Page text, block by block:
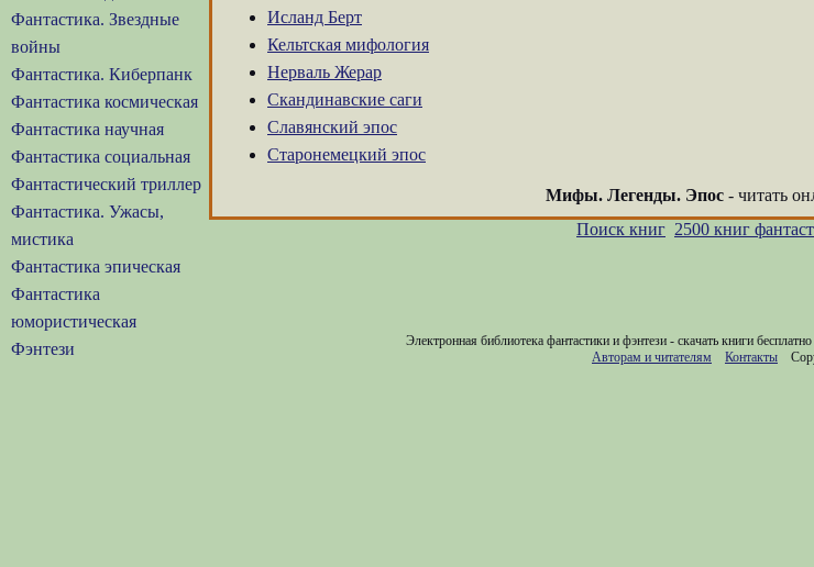
Фантастика. Звездные
войны
Фантастика. Киберпанк
Фантастика космическая
Фантастика научная
Фантастика социальная
Фантастический триллер
Фантастика. Ужасы,
мистика
Фантастика эпическая
Фантастика
юмористическая
Фэнтези
Исланд Берт
Кельтская мифология
Нерваль Жерар
Скандинавские саги
Славянский эпос
Старонемецкий эпос
Мифы. Легенды. Эпос - читать
Поиск книг 2500 книг
Электронная библиотека фантастики и фэнтези - скачать книги
Авторам и читателям
Контакты